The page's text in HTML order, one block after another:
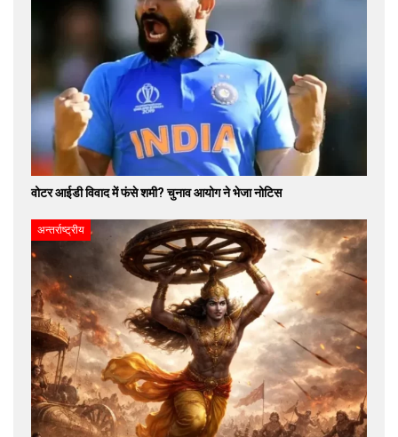
वोटर आईडी विवाद में फंसे शमी? चुनाव आयोग ने भेजा नोटिस
अन्तर्राष्ट्रीय